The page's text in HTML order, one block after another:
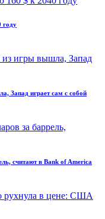
году
Запад играет сам с собой
считают в Bank of America